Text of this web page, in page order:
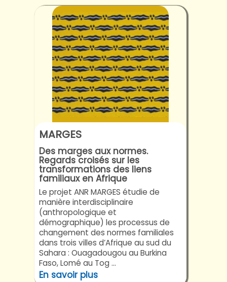
MARGES
Des marges aux normes.
Regards croisés sur les
transformations des liens
familiaux en Afrique
Le projet ANR MARGES étudie de
manière interdisciplinaire
(anthropologique et
démographique) les processus de
changement des normes familiales
dans trois villes d’Afrique au sud du
Sahara : Ouagadougou au Burkina
Faso, Lomé au Tog ...
En savoir plus